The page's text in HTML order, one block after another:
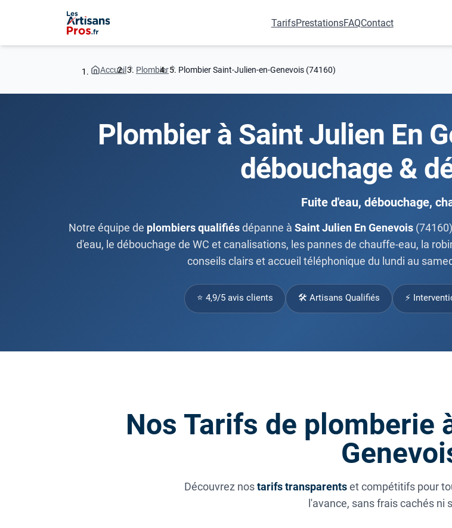
TarifsPrestationsFAQContact
Accueil Plombier Plombier Saint-Julien-en-Genevois (74160)
Plombier à Saint Julien En
débouchage &
Fuite d'eau, débouchage,
Notre équipe de plombiers qualifiésdépanne à Saint Julien En Genevois
d'eau, le débouchage de WC et canalisations, les pannes de chauffe-eau, la
conseils clairs et accueil téléphonique du lundi au
⭐ 4,9/5 avis clients 🛠 Artisans Qualifiés ⚡
Nos Tarifs de plomberie
Découvrez nostarifs transparentset compétitifs pour
l'avance, sans frais cachés ni